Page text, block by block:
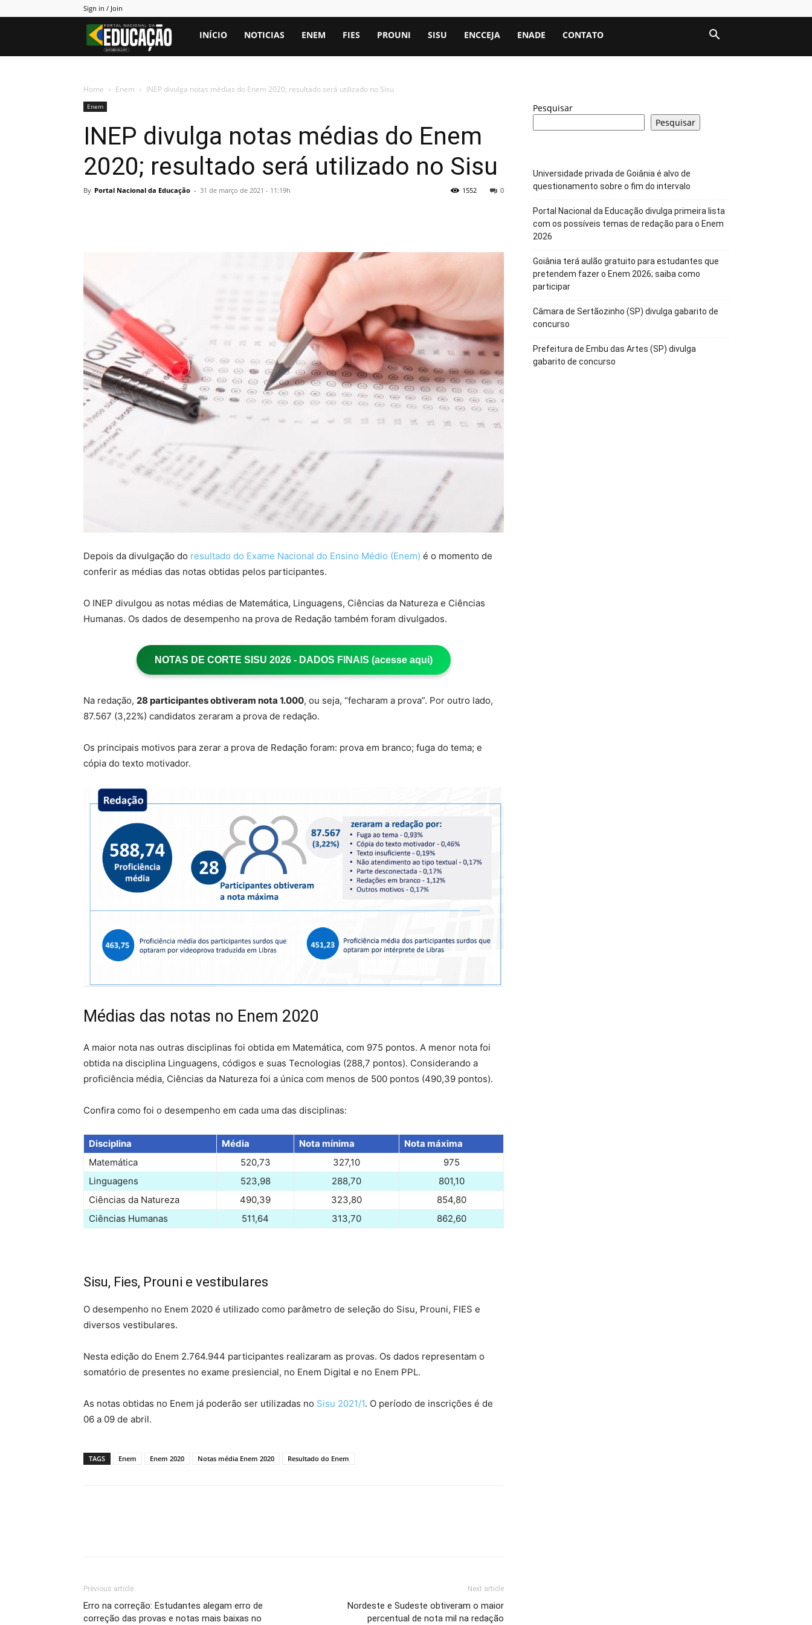
Sign in / Join
Portal
INÍCIO NOTICIAS ENEM FIES PROUNI SISU ENCCEJA ENADE CONTATO
Home Enem INEP divulga notas médias do Enem 2020; resultado será utilizado no Sisu
Enem
INEP divulga notas médias do Enem
2020; resultado será utilizado no Sisu
By Portal Nacional da Educação - 31 de março de 2021 - 11:19h 0
1552
Depois da divulgação do resultado do Exame Nacional do Ensino Médio (Enem) é o momento de
conferir as médias das notas obtidas pelos participantes.
O INEP divulgou as notas médias de Matemática, Linguagens, Ciências da Natureza e Ciências
Humanas. Os dados de desempenho na prova de Redação também foram divulgados.
NOTAS DE CORTE SISU 2026 - DADOS FINAIS (acesse aqui)
Na redação, 28 participantes obtiveram nota 1.000, ou seja, “fecharam a prova”. Por outro lado,
87.567 (3,22%) candidatos zeraram a prova de redação.
Os principais motivos para zerar a prova de Redação foram: prova em branco; fuga do tema; e
cópia do texto motivador.
Médias das notas no Enem 2020
A maior nota nas outras disciplinas foi obtida em Matemática, com 975 pontos. A menor nota foi
obtida na disciplina Linguagens, códigos e suas Tecnologias (288,7 pontos). Considerando a
proficiência média, Ciências da Natureza foi a única com menos de 500 pontos (490,39 pontos).
Confira como foi o desempenho em cada uma das disciplinas:
Disciplina Média Nota mínima
Nota máxima
Matemática
520,73 327,10
975
Linguagens
523,98 288,70
801,10
Ciências da Natureza
490,39 323,80
854,80
Ciências Humanas
511,64 313,70 862,60
Sisu, Fies, Prouni e vestibulares
O desempenho no Enem 2020 é utilizado como parâmetro de seleção do Sisu, Prouni, FIES e
diversos vestibulares.
Nesta edição do Enem 2.764.944 participantes realizaram as provas. Os dados representam o
somatório de presentes no exame presiencial, no Enem Digital e no Enem PPL.
As notas obtidas no Enem já poderão ser utilizadas no Sisu 2021/1. O período de inscrições é de
06 a 09 de abril.
TAGS Enem Enem 2020 Notas média Enem 2020 Resultado do Enem
Previous article
Erro na correção: Estudantes alegam erro de
correção das provas e notas mais baixas no
Next article
Nordeste e Sudeste obtiveram o maior
percentual de nota mil na redação
Pesquisar
Pesquisar
Universidade privada de Goiânia é alvo de
questionamento sobre o fim do intervalo
Portal Nacional da Educação divulga primeira lista
com os possíveis temas de redação para o Enem
2026
Goiânia terá aulão gratuito para estudantes que
pretendem fazer o Enem 2026; saiba como
participar
Câmara de Sertãozinho (SP) divulga gabarito de
concurso
Prefeitura de Embu das Artes (SP) divulga
gabarito de concurso